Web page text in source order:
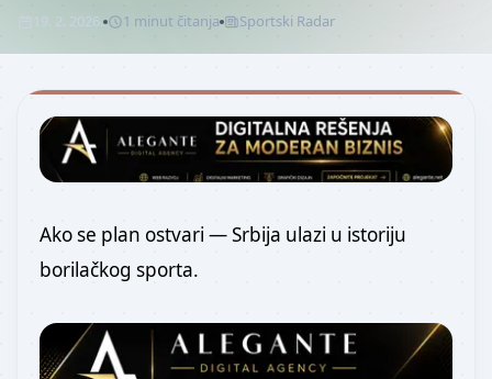
19. 2. 2026. 1 minut čitanja Sportski Radar
Ako se plan ostvari — Srbija ulazi u istoriju
borilačkog sporta.